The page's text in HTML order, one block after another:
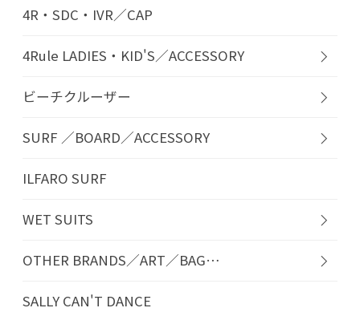
4R・SDC・IVR／CAP
4Rule LADIES・KID'S／ACCESSORY
ビーチクルーザー
SURF ／BOARD／ACCESSORY
ILFARO SURF
WET SUITS
OTHER BRANDS／ART／BAG…
SALLY CAN'T DANCE